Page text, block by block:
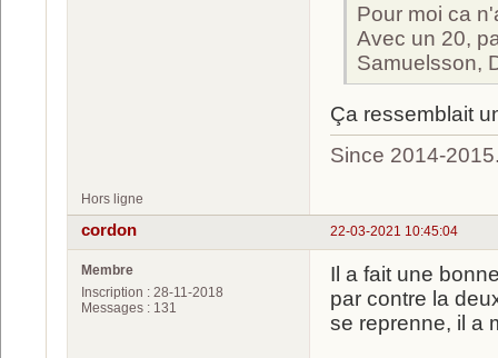
Pour moi ca
Avec un 20,
Samuelsson,
Ça ressemblait
Since 2014-
Hors ligne
22-03-2021 10:45:04
cordon
Membre
Inscription : 28-11-2018
Messages : 131
Il a fait une
par contre la
se reprenne, il a